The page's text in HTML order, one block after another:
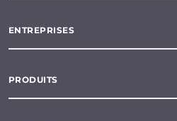
ENTREPRISES
PRODUITS